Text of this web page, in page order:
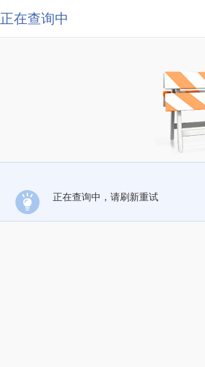
正在查询中
正在查询中，请刷新重试